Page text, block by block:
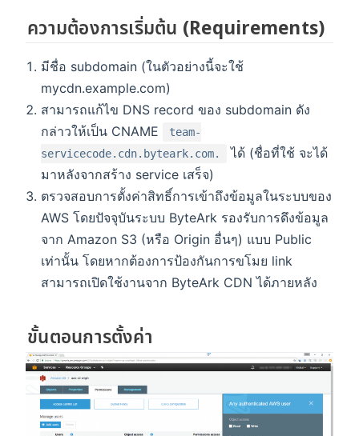
ความต้องการเริ่มต้น (Requirements)
มีชื่อ subdomain (ในตัวอย่างนี้จะใช้
mycdn.example.com)
สามารถแก้ไข DNS record ของ subdomain ดัง
กล่าวให้เป็น CNAME
team-
servicecode.cdn.byteark.com.
ได้ (ชื่อที่ใช้ จะได้
มาหลังจากสร้าง service เสร็จ)
ตรวจสอบการตั้งค่าสิทธิ์การเข้าถึงข้อมูลในระบบของ
AWS โดยปัจจุบันระบบ ByteArk รองรับการดึงข้อมูล
จาก Amazon S3 (หรือ Origin อื่นๆ) แบบ Public
เท่านั้น โดยหากต้องการป้องกันการขโมย link
สามารถเปิดใช้งานจาก ByteArk CDN ได้ภายหลัง
ขั้นตอนการตั้งค่า